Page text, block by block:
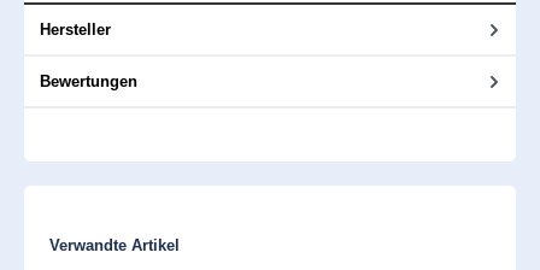
Hersteller
Bewertungen
Produktgalerie überspringen
Verwandte Artikel